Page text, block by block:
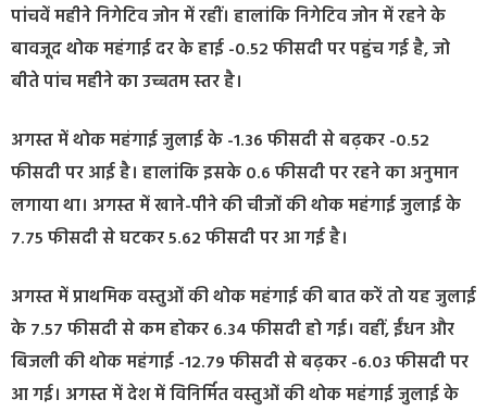
पांचवें महीने निगेटिव जोन में रहीं। हालांकि निगेटिव जोन में रहने के
बावजूद थोक महंगाई दर के हाई -0.52 फीसदी पर पहुंच गई है, जो
बीते पांच महीने का उच्चतम स्तर है।
अगस्त में थोक महंगाई जुलाई के -1.36 फीसदी से बढ़कर -0.52
फीसदी पर आई है। हालांकि इसके 0.6 फीसदी पर रहने का अनुमान
लगाया था। अगस्त में खाने-पीने की चीजों की थोक महंगाई जुलाई के
7.75 फीसदी से घटकर 5.62 फीसदी पर आ गई है।
अगस्त में प्राथमिक वस्तुओं की थोक महंगाई की बात करें तो यह जुलाई
के 7.57 फीसदी से कम होकर 6.34 फीसदी हो गई। वहीं, ईंधन और
बिजली की थोक महंगाई -12.79 फीसदी से बढ़कर -6.03 फीसदी पर
आ गई। अगस्त में देश में विनिर्मित वस्तुओं की थोक महंगाई जुलाई के